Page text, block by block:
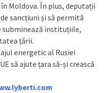
Moldova. În plus, deputații
sancțiuni și să permită
subminează instituțiile,
țării.
energetic al Rusiei
să ajute țara să-și crească